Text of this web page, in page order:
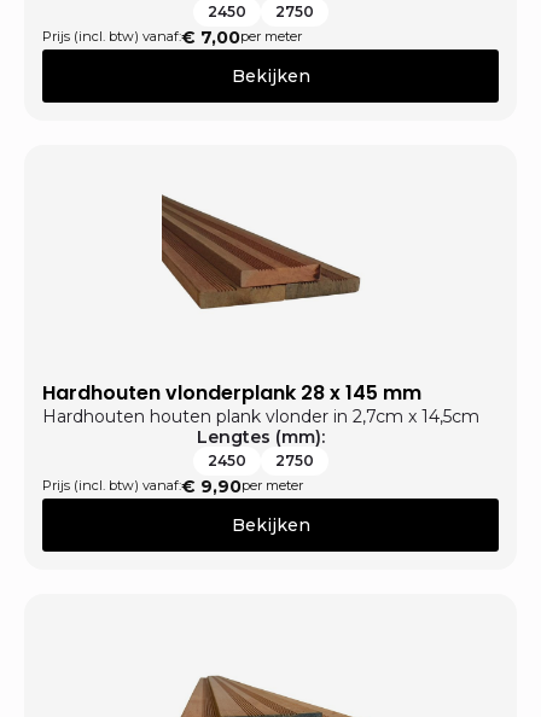
2450 2750
Prijs (incl. btw) vanaf:€ 7,00per meter
Bekijken
Hardhouten vlonderplank 28 x 145 mm
Hardhouten houten plank vlonder in 2,7cm x 14,5cm
Lengtes (mm):
2450 2750
Prijs (incl. btw) vanaf:€ 9,90per meter
Bekijken